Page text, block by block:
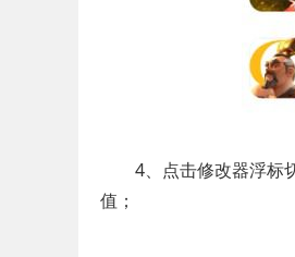
4、点击修改器浮标切
值；